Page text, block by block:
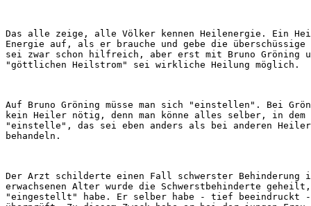
Das alle zeige, alle Völker kennen Heilenergie. Ein
Energie auf, als er brauche und gebe die
sei zwar schon hilfreich, aber erst mit Bruno Gröning
Auf Bruno Gröning müsse man sich "einstellen". Bei
kein Heiler nötig, denn man könne alles selber, in dem
"einstelle", das sei eben anders als bei anderen
Der Arzt schilderte einen Fall schwerster
erwachsenen Alter wurde die Schwerstbehinderte
"eingestellt" habe. Er selber habe - tief beeindruckt